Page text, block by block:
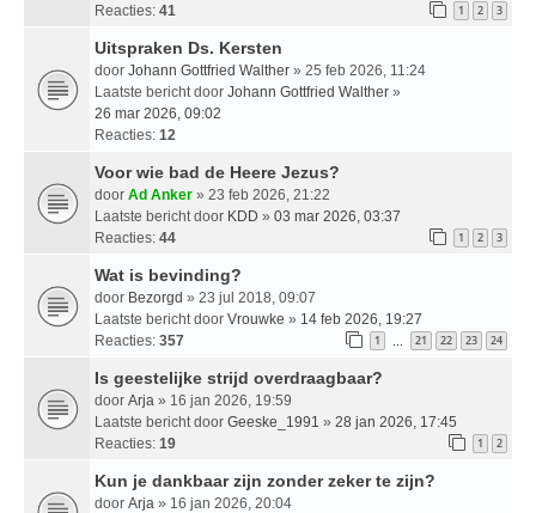
Reacties: 41 1 2 3
Uitspraken Ds. Kersten
door Johann Gottfried Walther » 25 feb 2026, 11:24
Laatste bericht door Johann Gottfried Walther »
26 mar 2026, 09:02
Reacties: 12
Voor wie bad de Heere Jezus?
door Ad Anker » 23 feb 2026, 21:22
Laatste bericht door KDD » 03 mar 2026, 03:37
Reacties: 44 1 2 3
Wat is bevinding?
door Bezorgd » 23 jul 2018, 09:07
Laatste bericht door Vrouwke » 14 feb 2026, 19:27
Reacties: 357 1 … 21 22 23 24
Is geestelijke strijd overdraagbaar?
door Arja » 16 jan 2026, 19:59
Laatste bericht door Geeske_1991 » 28 jan 2026, 17:45
Reacties: 19 1 2
Kun je dankbaar zijn zonder zeker te zijn?
door Arja » 16 jan 2026, 20:04